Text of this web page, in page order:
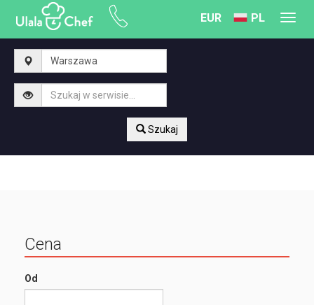
PL
EUR
Szukaj
Cena
Od